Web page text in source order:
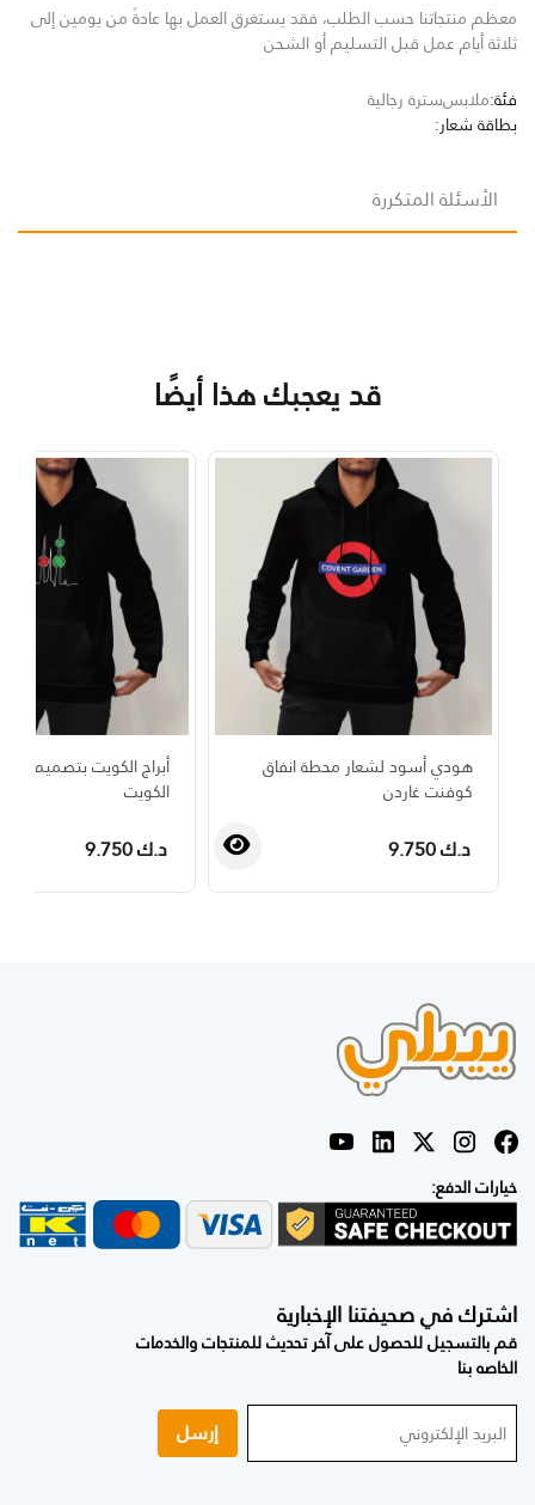
معظم منتجاتنا حسب الطلب، فقد يستغرق العمل بها عادةً من يومين إلى
ثلاثة أيام عمل قبل التسليم أو الشحن
فئة:ملابسسترة رجالية
بطاقة شعار:
الأسئلة المتكررة
قد يعجبك هذا أيضًا
هودي أسود لشعار محطة انفاق
كوفنت غاردن
د.ك 9.750
أبراج الكويت بتصميم
الكويت
د.ك 9.750
خيارات الدفع:
اشترك في صحيفتنا الإخبارية
قم بالتسجيل للحصول على آخر تحديث للمنتجات والخدمات
الخاصه بنا
إرسل